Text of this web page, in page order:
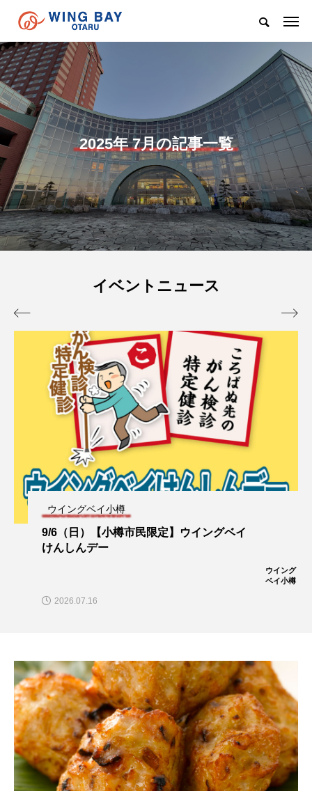
2025年 7月の記事一覧
イベントニュース
ウイングベイ小樽
9/6（日）【小樽市民限定】ウイングベイ
けんしんデー
ウイング
ベイ小樽
2026.07.16
 